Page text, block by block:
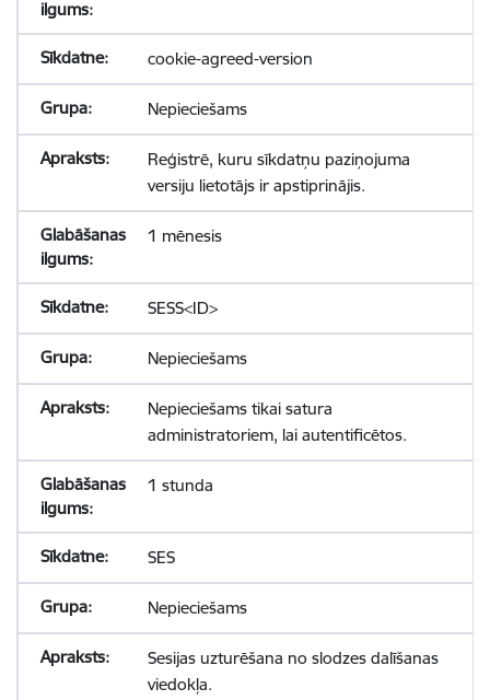
cookie-agreed-version
Nepieciešams
Reģistrē, kuru sīkdatņu paziņojuma
versiju lietotājs ir apstiprinājis.
1 mēnesis
SESS<ID>
Nepieciešams
Nepieciešams tikai satura
administratoriem, lai autentificētos.
1 stunda
SES
Nepieciešams
Sesijas uzturēšana no slodzes dalīšanas
viedokļa.